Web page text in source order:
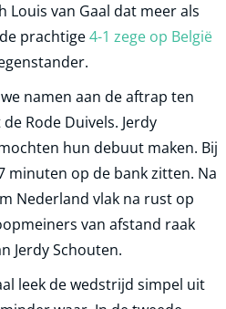
Louis van Gaal dat meer als
prachtige4-1 zege op België
namen aan de aftrap ten
Rode Duivels. Jerdy
hun debuut maken. Bij
minuten op de bank zitten. Na
Nederland vlak na rust op
van afstand raak
Jerdy Schouten.
leek de wedstrijd simpel uit